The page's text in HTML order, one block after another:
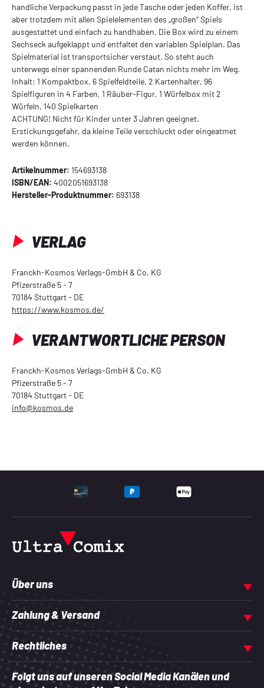
handliche Verpackung passt in jede Tasche oder jeden Koffer, ist
aber trotzdem mit allen Spielelementen des „großen“ Spiels
ausgestattet und einfach zu handhaben. Die Box wird zu einem
Sechseck aufgeklappt und entfaltet den variablen Spielplan. Das
Spielmaterial ist transportsicher verstaut. So steht auch
unterwegs einer spannenden Runde Catan nichts mehr im Weg.
Inhalt: 1 Kompaktbox, 6 Spielfeldteile, 2 Kartenhalter, 96
Spielfiguren in 4 Farben, 1 Räuber-Figur, 1 Würfelbox mit 2
Würfeln, 140 Spielkarten
ACHTUNG! Nicht für Kinder unter 3 Jahren geeignet.
Erstickungsgefahr, da kleine Teile verschluckt oder eingeatmet
werden können.
Artikelnummer: 154693138
ISBN/EAN: 4002051693138
Hersteller-Produktnummer: 693138
VERLAG
Franckh-Kosmos Verlags-GmbH & Co. KG
Pfizerstraße 5 - 7
70184 Stuttgart - DE
https://www.kosmos.de/
VERANTWORTLICHE PERSON
Franckh-Kosmos Verlags-GmbH & Co. KG
Pfizerstraße 5 - 7
70184 Stuttgart - DE
info@kosmos.de
UNTERSTÜTZTE
Über uns
Zahlung & Versand
Rechtliches
Folgt uns auf unseren Social Media Kanälen und